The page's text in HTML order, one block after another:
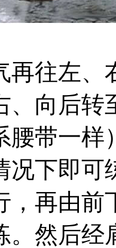
往左、
、向后转
腰带一样
况下即可
，再由前
。然后经